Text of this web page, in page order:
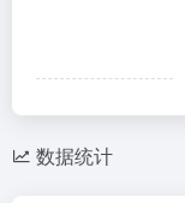
数据统计